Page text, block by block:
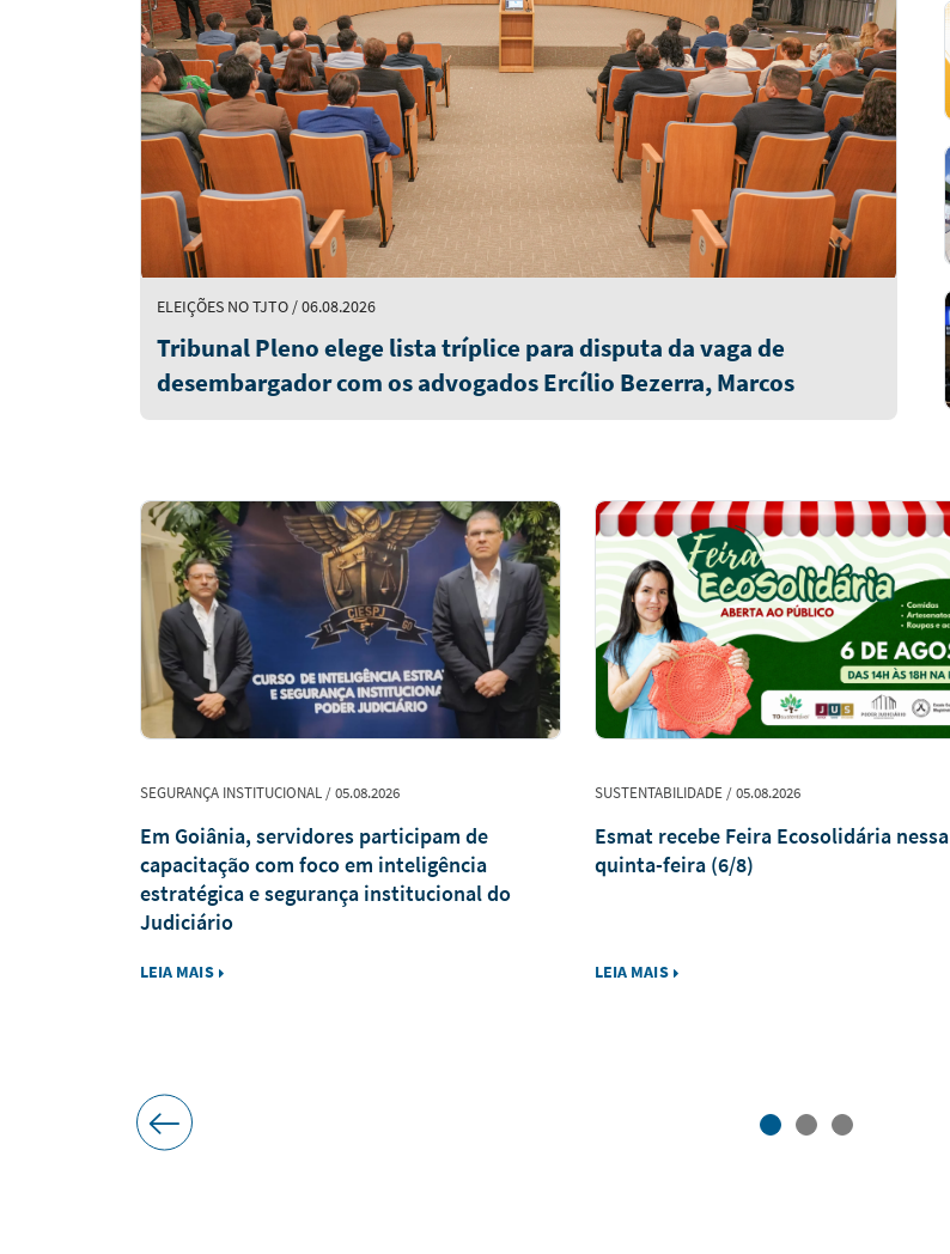
ELEIÇÕES NO TJTO / 06.08.2026
Tribunal Pleno elege lista tríplice para disputa da vaga de
desembargador com os advogados Ercílio Bezerra, Marcos
Antônio e Guilherme Trindade
SEGURANÇA INSTITUCIONAL / 05.08.2026
Em Goiânia, servidores participam de
capacitação com foco em inteligência
estratégica e segurança institucional do
Judiciário
LEIA MAIS
SUSTENTABILIDADE / 05.08.2026
Esmat recebe Feira Ecosolidária nessa
quinta-feira (6/8)
LEIA MAIS